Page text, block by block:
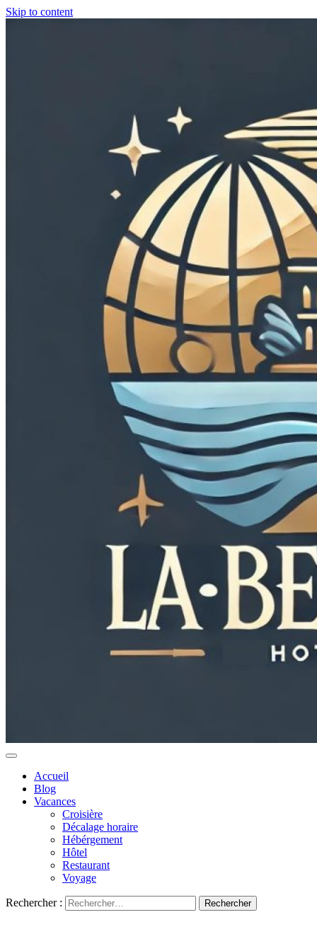
Skip to content
Accueil
Blog
Vacances
Croisière
Décalage horaire
Hébérgement
Hôtel
Restaurant
Voyage
Rechercher :